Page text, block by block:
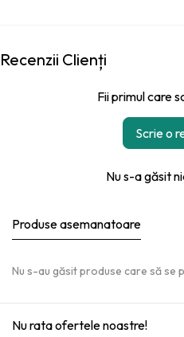
Recenzii Clienți
Fii primul care
Scrie o
Nu s-a găsit
Produse asemanatoare
Nu s-au găsit produse care să se
Nu rata ofertele noastre!